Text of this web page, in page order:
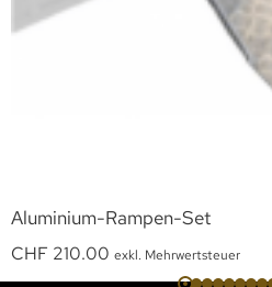
Aluminium-Rampen-Set
CHF 210.00 exkl. Mehrwertsteuer